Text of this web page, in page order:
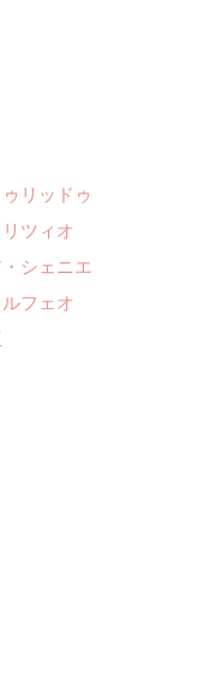
リッドゥ
ツィオ
シェニエ
フェオ